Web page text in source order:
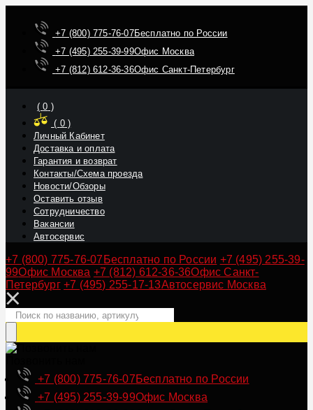
+7 (800) 775-76-07Бесплатно по России
+7 (495) 255-39-99Офис Москва
+7 (812) 612-36-36Офис Санкт-Петербург
(0 )
( 0)
Личный Кабинет
Доставка и оплата
Гарантия и возврат
Контакты/Схема проезда
Новости/Обзоры
Оставить отзыв
Сотрудничество
Вакансии
Автосервис
+7 (800) 775-76-07 Бесплатно по России +7 (495) 255-39-
99Офис Москва +7 (812) 612-36-36Офис Санкт-
Петербург +7 (495) 255-17-13Автосервис Москва
+7 (800) 775-76-07Бесплатно по России
+7 (495) 255-39-99Офис Москва